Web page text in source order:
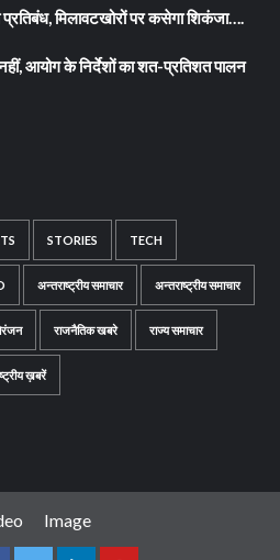
प्रतिबंध, मिलावटखोरों पर कसेगा शिकंजा….
नहीं, आयोग के निर्देशों का शत-प्रतिशत पालन
STORIES TECH
अन्तराष्ट्रीय समाचार अन्तराष्ट्रीय समाचार
राजनैतिक खबरे राज्य समाचार
ख़बरें
Image